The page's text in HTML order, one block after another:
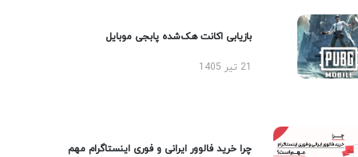
بازیابی اکانت هک‌شده پابجی موبایل
چرا خرید فالوور ایرانی و فوری اینستاگرام مهم